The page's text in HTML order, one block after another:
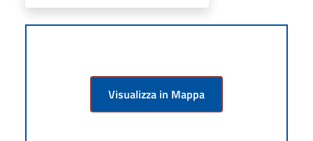
Visualizza in Mappa